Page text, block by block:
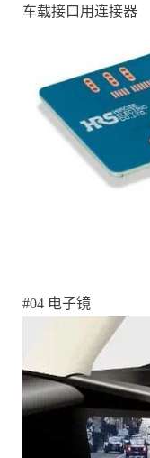
车载接口用连接器
#04 电子镜